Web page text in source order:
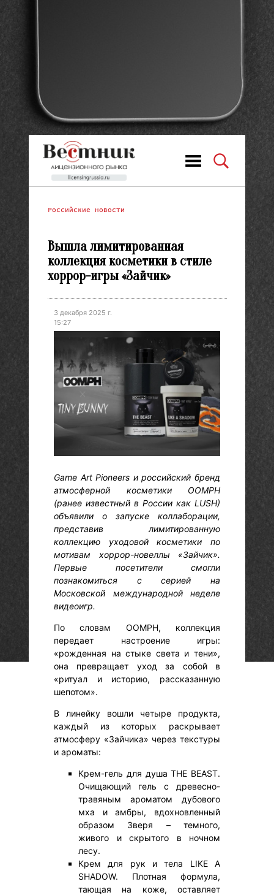
Российские новости
Вышла лимитированная
коллекция косметики в стиле
хоррор-игры «Зайчик»
3 декабря 2025 г.
15:27
Game Art Pioneers и российский бренд
атмосферной косметики OOMPH
(ранее известный в России как LUSH)
объявили о запуске коллаборации,
представив лимитированную
коллекцию уходовой косметики по
мотивам хоррор-новеллы «Зайчик».
Первые посетители смогли
познакомиться с серией на
Московской международной неделе
видеоигр.
По словам OOMPH, коллекция
передает настроение игры:
«рожденная на стыке света и тени»,
она превращает уход за собой в
«ритуал и историю, рассказанную
шепотом».
В линейку вошли четыре продукта,
каждый из которых раскрывает
атмосферу «Зайчика» через текстуры
и ароматы:
Крем-гель для душа THE BEAST.
Очищающий гель с древесно-
травяным ароматом дубового
мха и амбры, вдохновленный
образом Зверя – темного,
живого и скрытого в ночном
лесу.
Крем для рук и тела LIKE A
SHADOW. Плотная формула,
тающая на коже, оставляет